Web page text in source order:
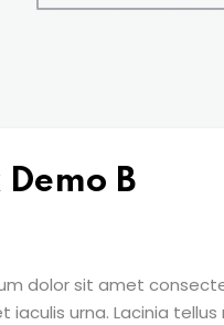
Demo B
dolor sit amet
iaculis urna. Lacinia